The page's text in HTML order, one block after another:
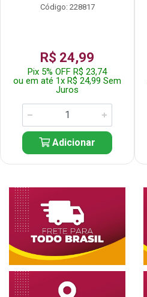
Código: 228817
R$ 24,99
Pix 5% OFF R$ 23,74
ou em até 1x R$ 24,99 Sem
Juros
Adicionar